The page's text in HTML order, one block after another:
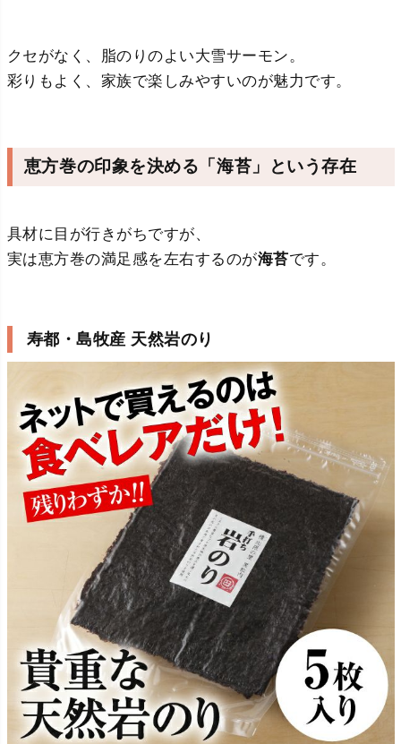
クセがなく、脂のりのよい大雪サーモン。
彩りもよく、家族で楽しみやすいのが魅力です。
恵方巻の印象を決める「海苔」という存在
具材に目が行きがちですが、
実は恵方巻の満足感を左右するのが海苔です。
寿都・島牧産 天然岩のり